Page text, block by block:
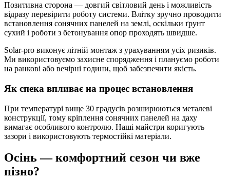
Позитивна сторона — довгий світловий день і можливість
відразу перевірити роботу системи. Влітку зручно проводити
встановлення сонячних панелей на землі, оскільки ґрунт
сухий і роботи з бетонування опор проходять швидше.
Solar-pro виконує літній монтаж з урахуванням усіх ризиків.
Ми використовуємо захисне спорядження і плануємо роботи
на ранкові або вечірні години, щоб забезпечити якість.
Як спека впливає на процес встановлення
При температурі вище 30 градусів розширюються металеві
конструкції, тому кріплення сонячних панелей на даху
вимагає особливого контролю. Наші майстри коригують
зазори і використовують термостійкі матеріали.
Осінь — комфортний сезон чи вже
пізно?